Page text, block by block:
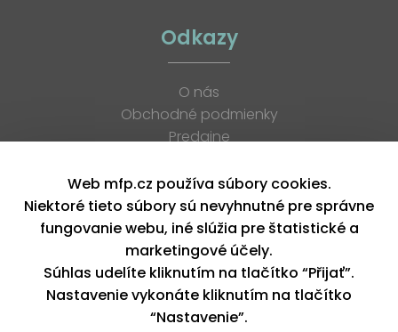
Odkazy
O nás
Obchodné podmienky
Predajne
K stiahnutiu
Blog
Kontakt
Kariéra
XML feed
Copyright © 2026, MFP paper s. r. o. | Všetky práva vyhradené
Web mfp.cz používa súbory cookies.
Niektoré tieto súbory sú nevyhnutné pre správne
fungovanie webu, iné slúžia pre štatistické a
marketingové účely.
Súhlas udelíte kliknutím na tlačítko “Přijať”.
Nastavenie vykonáte kliknutím na tlačítko
“Nastavenie”.